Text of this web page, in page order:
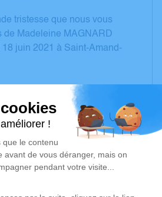
tristesse que nous vous
de Madeleine MAGNARD
juin 2021 à Saint-Amand-
utiliser cet espace pour laisser
des photos souvenirs,
vos pensées à travers des
Cet endroit est un lieu
honorer la mémoire de